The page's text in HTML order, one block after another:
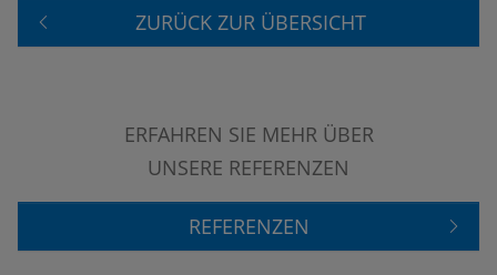
ZURÜCK ZUR ÜBERSICHT
ERFAHREN SIE MEHR ÜBER
UNSERE REFERENZEN
REFERENZEN